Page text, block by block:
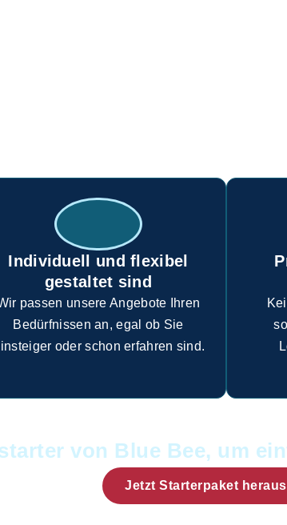
Individuell und flexibel
gestaltet sind
passen unsere Angebote Ihren
Bedürfnissen an, egal ob Sie
oder schon erfahren sind.
von Blue Bee, um
Jetzt Starterpaket